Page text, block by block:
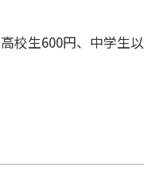
校生600円、中学生以